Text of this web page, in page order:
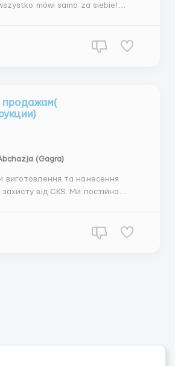
mówi samo za siebie!
(Gagra)
виготовлення та нанесення
від CKS. Ми постійно
переваг:Подвійне